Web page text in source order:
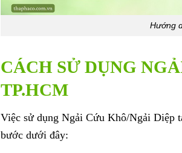
Hướng
CÁCH SỬ DỤNG
TP.HCM
Việc sử dụng Ngải Cứu Khô/Ngải Diệp
bước dưới đây: